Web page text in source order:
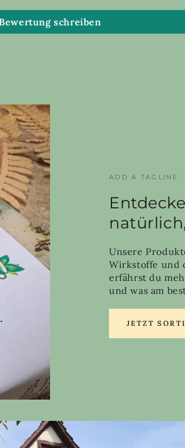
schreiben
ADD A TAGLINE
Unsere
Wirkstoffe und
erfährst du
und was am
JETZT